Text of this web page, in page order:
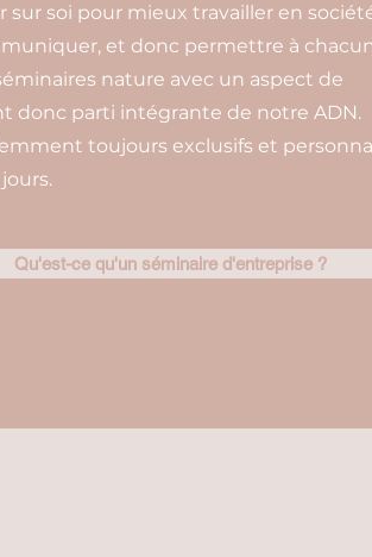
sur soi pour mieux travailler en
et donc permettre à
nature avec un aspect de
donc parti intégrante de notre ADN.
toujours exclusifs et
Qu'est-ce qu'un séminaire d'entreprise ?